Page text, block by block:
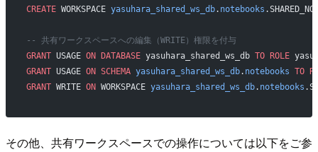
CREATE WORKSPACE yasuhara_shared_ws_db. notebooks
-- 共有ワークスペースへの編集（WRITE）権限を付与
GRANT USAGE ON DATABASE yasuhara_shared_ws_db TO ROLE
GRANT USAGE ON SCHEMA yasuhara_shared_ws_db. notebooks TO
GRANT WRITE ON WORKSPACE yasuhara_shared_ws_db. notebooks
その他、共有ワークスペースでの操作については以下をご参